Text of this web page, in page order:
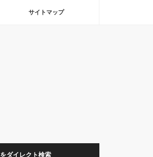
サイトマップ
ダイレクト検索